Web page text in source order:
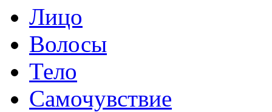
Лицо
Волосы
Тело
Самочувствие